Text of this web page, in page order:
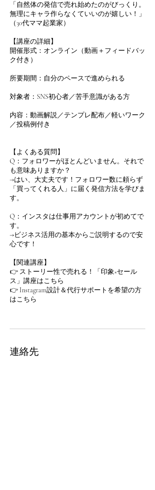
「自然体の発信で売れ始めたのがびっくり。
無理にキャラ作らなくていいのが嬉しい！」
（30代ママ起業家）
【講座の詳細】
開催形式：オンライン（動画＋フィードバッ
ク付き）
所要期間：自分のペースで進められる
対象者：SNS初心者／苦手意識がある方
内容：動画解説／テンプレ配布／軽いワーク
／投稿例付き
【よくある質問】
Q：フォロワーがほとんどいません。それで
も意味ありますか？
→はい、大丈夫です！フォロワー数に頼らず
「買ってくれる人」に届く発信方法を学びま
す。
Q：インスタは仕事用アカウントが初めてで
す。
→ビジネス活用の基本からご説明するので安
心です！
【関連講座】
👉 ストーリー性で売れる！「印象×セール
ス」講座はこちら
👉 Instagram設計＆代行サポートを希望の方
はこちら
連絡先